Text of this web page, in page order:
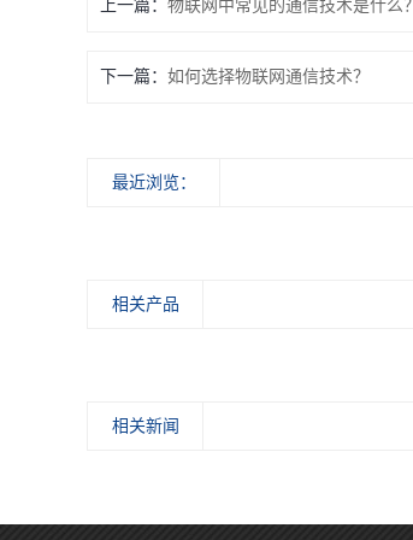
上一篇： 物联网中常见的通信技术是什么？
下一篇： 如何选择物联网通信技术？
最近浏览：
相关产品
相关新闻